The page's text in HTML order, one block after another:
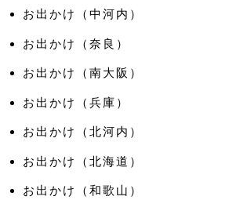
お出かけ（中河内）
お出かけ（奈良）
お出かけ（南大阪）
お出かけ（兵庫）
お出かけ（北河内）
お出かけ（北海道）
お出かけ（和歌山）